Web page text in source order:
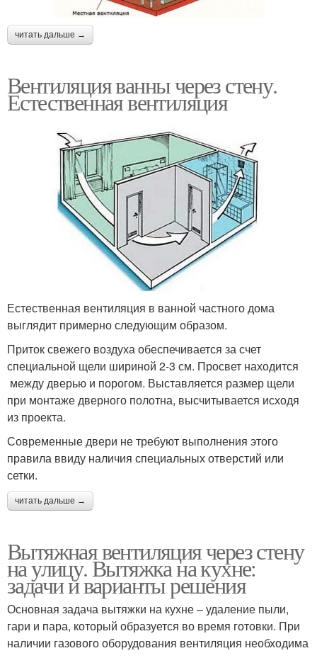
читать дальше →
Вентиляция ванны через стену.
Естественная вентиляция
Естественная вентиляция в ванной частного дома
выглядит примерно следующим образом.
Приток свежего воздуха обеспечивается за счет
специальной щели шириной 2-3 см. Просвет находится
между дверью и порогом. Выставляется размер щели
при монтаже дверного полотна, высчитывается исходя
из проекта.
Современные двери не требуют выполнения этого
правила ввиду наличия специальных отверстий или
сетки.
читать дальше →
Вытяжная вентиляция через стену
на улицу. Вытяжка на кухне:
задачи и варианты решения
Основная задача вытяжки на кухне – удаление пыли,
гари и пара, который образуется во время готовки. При
наличии газового оборудования вентиляция необходима